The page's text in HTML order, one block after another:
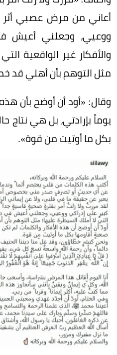
أعاني من مرض عصبي
ووعيي، وجعلني أعيش
والأفكار غير الواقعية
مثل التوهم بأن أهلي قد
وقال: «أود أن أوضح بأن
يوماً بإرادتي، بل هي
بكل ما أوتيت من قوة».